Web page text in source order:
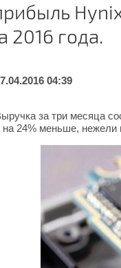
2016 года.
04:39
за три месяца
на 24% меньше, нежели